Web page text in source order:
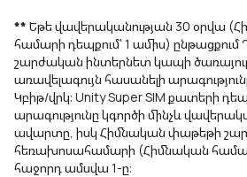
** Եթե վավերականության 30 օրվա
համարի դեպքում՝ 1 ամիս) ընթացքում
շարժական ինտերնետ կապի
առավելագույն հասանելի
Կբիթ/վրկ։ Unity Super SIM քատերի
արագությունը կգործի մինչև
ավարտը, իսկ Հիմնական փաթեթի
հեռախոսահամարի (Հիմնական
հաջորդ ամսվա 1-ը։